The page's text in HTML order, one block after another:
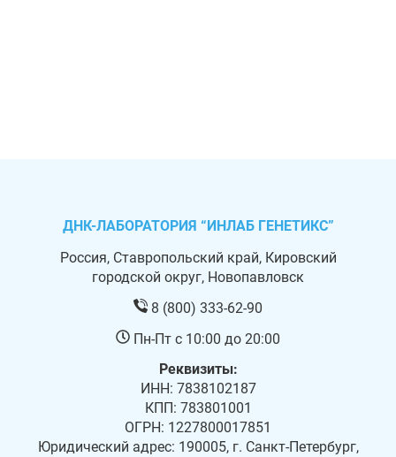
ДНК-ЛАБОРАТОРИЯ “ИНЛАБ ГЕНЕТИКС”
Россия, Ставропольский край, Кировский
городской округ, Новопавловск
8 (800) 333-62-90
Пн-Пт с 10:00 до 20:00
Реквизиты:
ИНН: 7838102187
КПП: 783801001
ОГРН: 1227800017851
Юридический адрес: 190005, г. Санкт-Петербург,